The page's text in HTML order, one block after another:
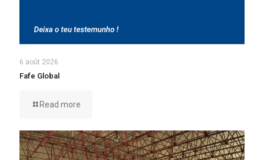
6 août 2026
Fafe Global
Read more